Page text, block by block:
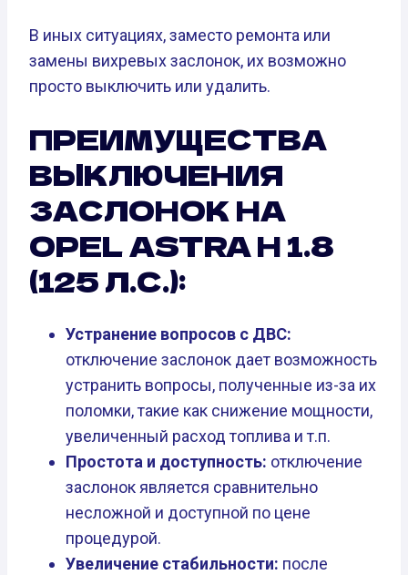
В иных ситуациях, заместо ремонта или
замены вихревых заслонок, их возможно
просто выключить или удалить.
ПРЕИМУЩЕСТВА
ВЫКЛЮЧЕНИЯ
ЗАСЛОНОК НА
OPEL ASTRA H 1.8
(125 Л.С.):
Устранение вопросов с ДВС:
отключение заслонок дает возможность
устранить вопросы, полученные из-за их
поломки, такие как снижение мощности,
увеличенный расход топлива и т.п.
Простота и доступность: отключение
заслонок является сравнительно
несложной и доступной по цене
процедурой.
Увеличение стабильности: после